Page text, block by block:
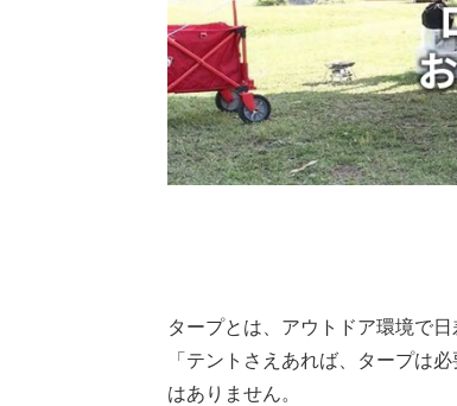
タープとは、アウトドア環境で
「テントさえあれば、タープは
はありません。